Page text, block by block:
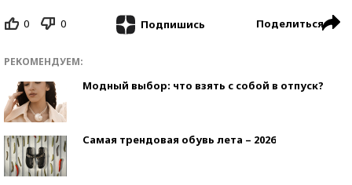
0 0 Подпишись Поделиться
РЕКОМЕНДУЕМ:
Модный выбор: что взять с собой в отпуск?
Самая трендовая обувь лета – 2026